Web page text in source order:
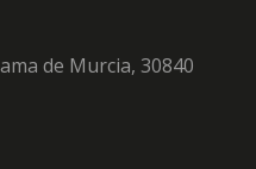
de Murcia, 30840